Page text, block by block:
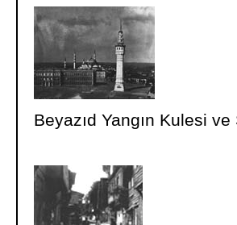
Beyazıd Yangın Kulesi